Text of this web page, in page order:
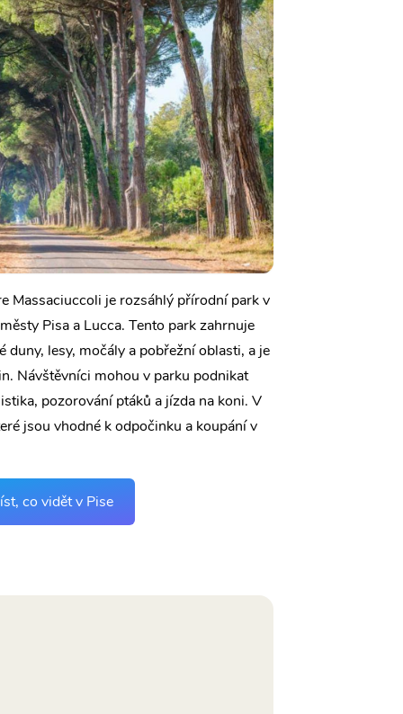
Massaciuccoli je rozsáhlý přírodní park v
Pisa a Lucca. Tento park zahrnuje
lesy, močály a pobřežní oblasti, a je
Návštěvníci mohou v parku podnikat
pozorování ptáků a jízda na koni. V
jsou vhodné k odpočinku a koupání v
co vidět v Pise